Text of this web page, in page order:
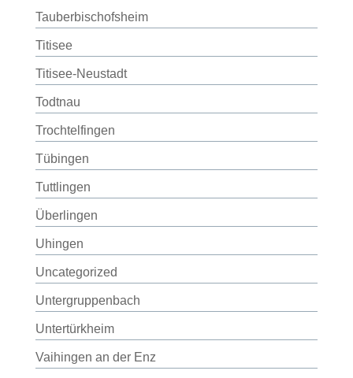
Tauberbischofsheim
Titisee
Titisee-Neustadt
Todtnau
Trochtelfingen
Tübingen
Tuttlingen
Überlingen
Uhingen
Uncategorized
Untergruppenbach
Untertürkheim
Vaihingen an der Enz